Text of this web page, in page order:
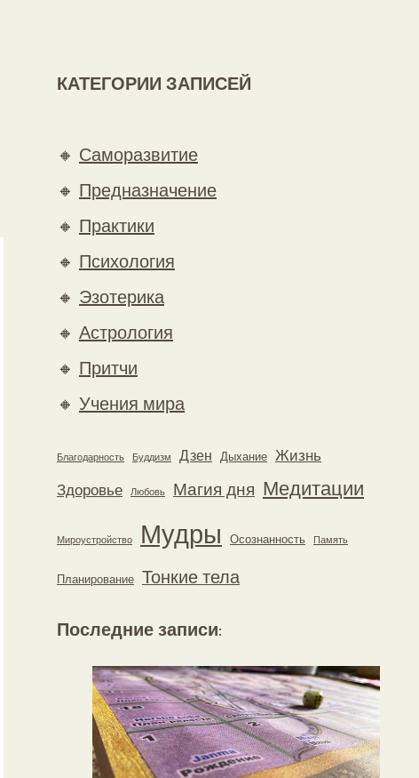
КАТЕГОРИИ ЗАПИСЕЙ
🔸 Саморазвитие
🔸 Предназначение
🔸 Практики
🔸 Психология
🔸 Эзотерика
🔸 Астрология
🔸 Притчи
🔸 Учения мира
Благодарность Буддизм Дзен Дыхание Жизнь
Здоровье Любовь Магия дня Медитации
Мироустройство Мудры Осознанность Память
Планирование Тонкие тела
Последние записи: